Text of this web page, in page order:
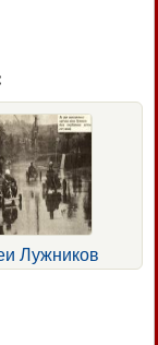
Лужников